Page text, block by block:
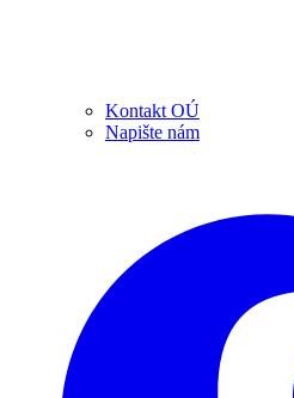
Kontakt OÚ
Napište nám